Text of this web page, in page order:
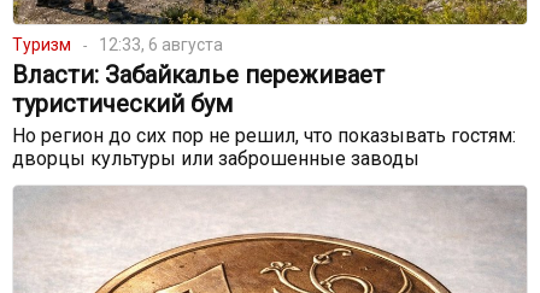
Туризм 12:33, 6 августа
Власти: Забайкалье переживает
туристический бум
Но регион до сих пор не решил, что показывать гостям:
дворцы культуры или заброшенные заводы